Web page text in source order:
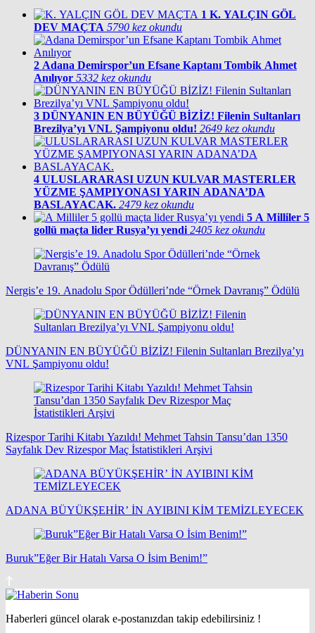
1 K. YALÇIN GÖL
DEV MAÇTA 5790 kez okundu
2 Adana Demirspor’un Efsane Kaptanı Tombik Ahmet
Anılıyor 5332 kez okundu
3 DÜNYANIN EN BÜYÜĞÜ BİZİZ! Filenin Sultanları
Brezilya’yı VNL Şampiyonu oldu! 2649 kez okundu
4 ULUSLARARASI UZUN KULVAR MASTERLER
YÜZME ŞAMPIYONASI YARIN ADANA’DA
BASLAYACAK. 2479 kez okundu
5 A Milliler 5
gollü maçta lider Rusya’yı yendi 2405 kez okundu
Nergis’e 19. Anadolu Spor Ödülleri’nde “Örnek Davranış” Ödülü
DÜNYANIN EN BÜYÜĞÜ BİZİZ! Filenin Sultanları Brezilya’yı
VNL Şampiyonu oldu!
Rizespor Tarihi Kitabı Yazıldı! Mehmet Tahsin Tansu’dan 1350
Sayfalık Dev Rizespor Maç İstatistikleri Arşivi
ADANA BÜYÜKŞEHİR’ İN AYIBINI KİM TEMİZLEYECEK
Buruk”Eğer Bir Hatalı Varsa O İsim Benim!”
Haberleri güncel olarak e-postanızdan takip edebilirsiniz !